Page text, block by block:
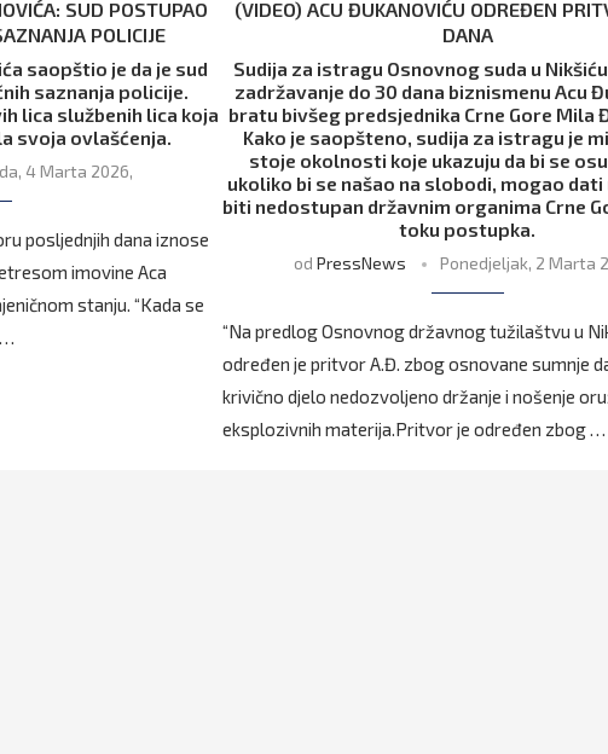
SUD POSTUPAO
POLICIJE
saopštio je da je sud
saznanja policije.
lica službenih lica koja
svoja ovlašćenja.
4 Marta 2026,
posljednjih dana iznose
imovine Aca
stanju. “Kada se
(VIDEO) ACU ĐUKANOVIĆU ODREĐEN
DANA
Sudija za istragu Osnovnog suda u
zadržavanje do 30 dana biznismenu Acu
bratu bivšeg predsjednika Crne Gore Mila
Kako je saopšteno, sudija za istragu je
stoje okolnosti koje ukazuju da bi se
ukoliko bi se našao na slobodi, mogao
biti nedostupan državnim organima Crne
toku postupka.
od PressNews Ponedjeljak, 2 Marta
“Na predlog Osnovnog državnog tužilaštvu u
određen je pritvor A.Đ. zbog osnovane sumnje
krivično djelo nedozvoljeno držanje i nošenje
eksplozivnih materija.Pritvor je određen zbog …